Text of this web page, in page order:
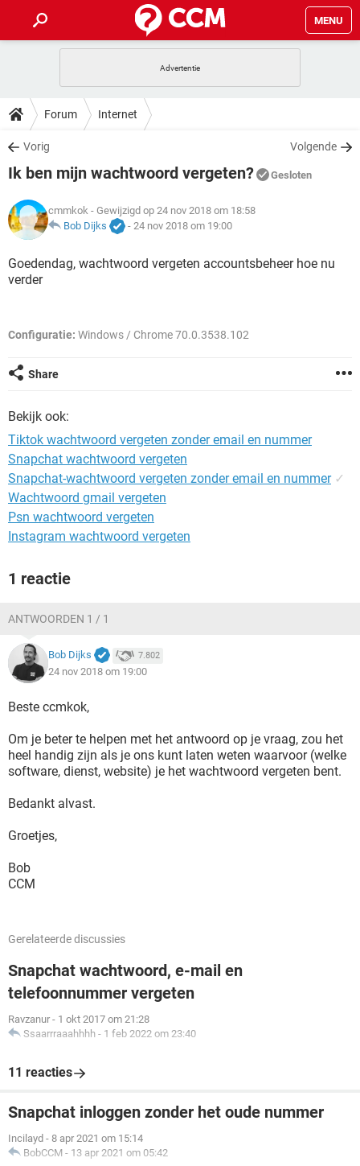
MENU
INSTAGRAM
NETFLIX
GRATIS SNAPCHAT
TIKTOK
HOW-TO
VIDEOBELLEN
GRATIS SNAPCHAT
TIKTOK
DOWNLOADS
VIDEOBELLEN GAMES
INSTAGRAM
NETFLIX CORONAVIRUS
GRATIS
TIKTOK
VIDEOBELLEN GAMES
INSTAGRAM
NETFLIX CORONAVIRUS
ARTIKELEN
VIDEOBELLEN
INSTAGRAM
GRATIS SNAPCHAT
TIKTOK
Forum Internet
Vorig Volgende
Ik ben mijn wachtwoord vergeten? Gesloten
cmmkok - Gewijzigd op 24 nov 2018 om 18:58
Bob Dijks
- 24 nov 2018 om 19:00
Goedendag, wachtwoord vergeten accountsbeheer hoe nu
verder
Configuratie: Windows / Chrome 70.0.3538.102
Share
Bekijk ook:
Tiktok wachtwoord vergeten zonder email en nummer
Snapchat wachtwoord vergeten
Snapchat-wachtwoord vergeten zonder email en nummer ✓
Wachtwoord gmail vergeten
Psn wachtwoord vergeten
Instagram wachtwoord vergeten
1 reactie
ANTWOORDEN 1 / 1
Bob Dijks 7.802
24 nov 2018 om 19:00
Beste ccmkok,
Om je beter te helpen met het antwoord op je vraag, zou het
heel handig zijn als je ons kunt laten weten waarvoor (welke
software, dienst, website) je het wachtwoord vergeten bent.
Bedankt alvast.
Groetjes,
Bob
CCM
Gerelateerde discussies
Snapchat wachtwoord, e-mail en
telefoonnummer vergeten
Ravzanur - 1 okt 2017 om 21:28
Ssaarrraaahhhh - 1 feb 2022 om 23:40
11 reacties
Snapchat inloggen zonder het oude nummer
Incilayd - 8 apr 2021 om 15:14
BobCCM - 13 apr 2021 om 05:42